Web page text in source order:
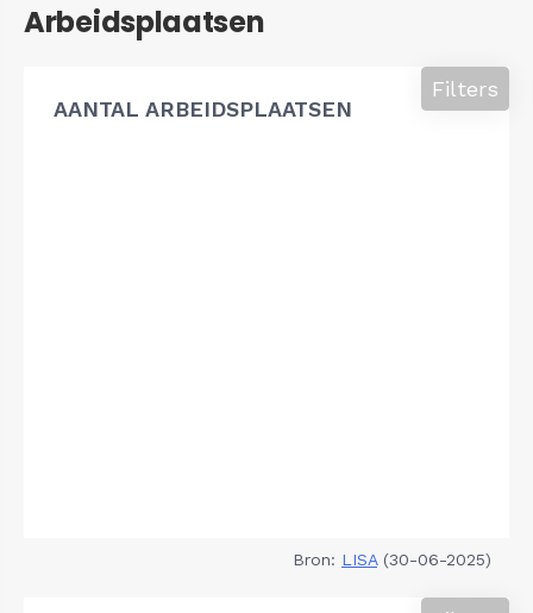
Arbeidsplaatsen
AANTAL ARBEIDSPLAATSEN
Filters
Bron: LISA(30-06-2025)